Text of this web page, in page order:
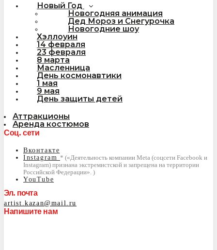
Новый Год
Новогодняя анимация
Дед Мороз и Снегурочка
Новогодние шоу
Хэллоуин
14 февраля
23 февраля
8 марта
Масленница
День космонавтики
1 мая
9 мая
День защиты детей
Аттракционы
Аренда костюмов
Соц. сети
Вконтакте
Instagram
YouTube
Эл. почта
artist.kazan@mail.ru
Напишите нам